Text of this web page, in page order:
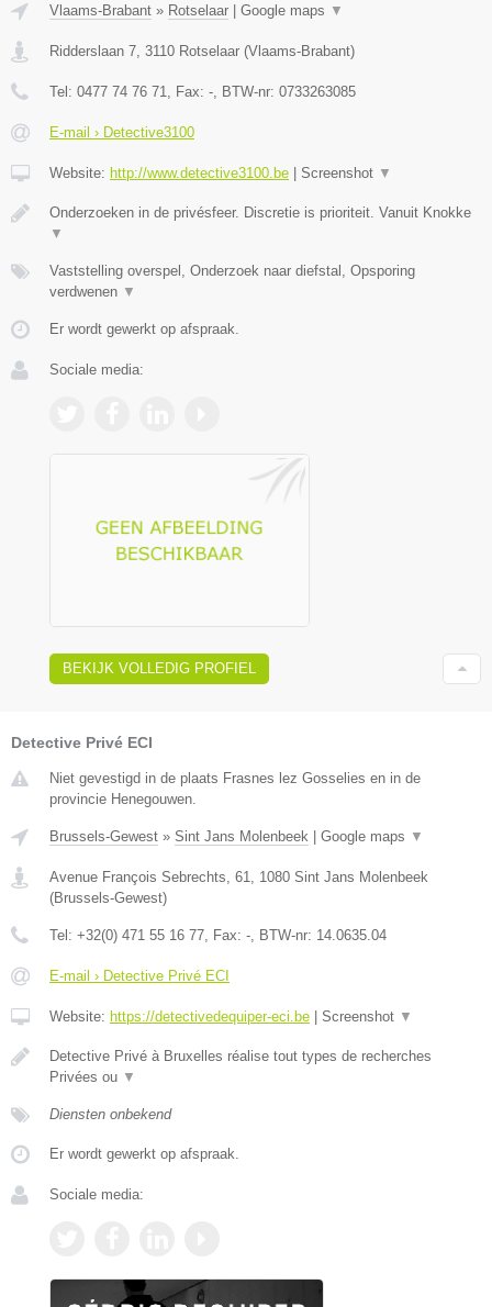
Vlaams-Brabant » Rotselaar Google maps ▼
Ridderslaan 7 3110 Rotselaar (Vlaams-Brabant)
Tel: 0477 74 76 71 , Fax: - , BTW-nr: 0733263085
E-mail › Detective3100
Website: http://www.detective3100.be Screenshot ▼
Onderzoeken in de privésfeer. Discretie is prioriteit. Vanuit Knokke
▼
Vaststelling overspel, Onderzoek naar diefstal, Opsporing
verdwenen ▼
Er wordt gewerkt op afspraak.
Sociale media:
BEKIJK VOLLEDIG PROFIEL
Detective Privé ECI
Niet gevestigd in de plaats Frasnes lez Gosselies en in de
provincie Henegouwen.
Brussels-Gewest » Sint Jans Molenbeek Google maps ▼
Avenue François Sebrechts, 61, 1080 Sint Jans Molenbeek
(Brussels-Gewest)
Tel: +32(0) 471 55 16 77, Fax: -, BTW-nr: 14.0635.04
E-mail › Detective Privé ECI
Website: https://detectivedequiper-eci.be Screenshot ▼
Detective Privé à Bruxelles réalise tout types de recherches
Privées ou ▼
Diensten onbekend
Er wordt gewerkt op afspraak.
Sociale media: